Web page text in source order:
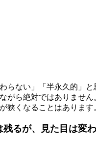
らない」「半永久的」
がら絶対ではありません
狭くなることはあります
るが、見た目は変